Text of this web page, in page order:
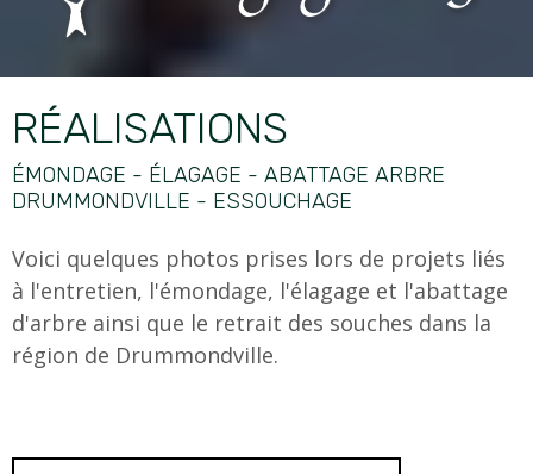
RÉALISATIONS
ÉMONDAGE - ÉLAGAGE - ABATTAGE ARBRE
DRUMMONDVILLE - ESSOUCHAGE
Voici quelques photos prises lors de projets liés
à l'entretien, l'émondage, l'élagage et l'abattage
d'arbre ainsi que le retrait des souches dans la
région de Drummondville.